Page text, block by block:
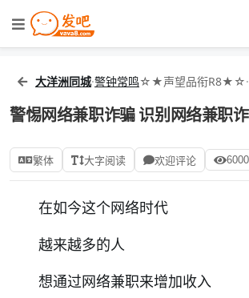
大洋洲同城·警钟常鸣☆★声望品衔R8★☆·
警惕网络兼职诈骗 识别网络兼职
繁体 大字阅读 欢迎评论
在如今这个网络时代
越来越多的人
想通过网络兼职来增加收入